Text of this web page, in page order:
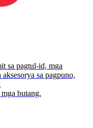
sa pagtul-id, mga
sa pagpuno,
butang.